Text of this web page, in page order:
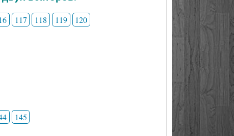
117 118 119 120
145